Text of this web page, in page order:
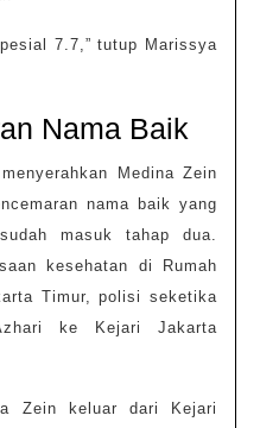
7.7,” tutup Marissya
Nama Baik
Medina Zein
nama baik yang
masuk tahap dua.
kesehatan di Rumah
Timur, polisi seketika
ke Kejari Jakarta
Zein keluar dari Kejari